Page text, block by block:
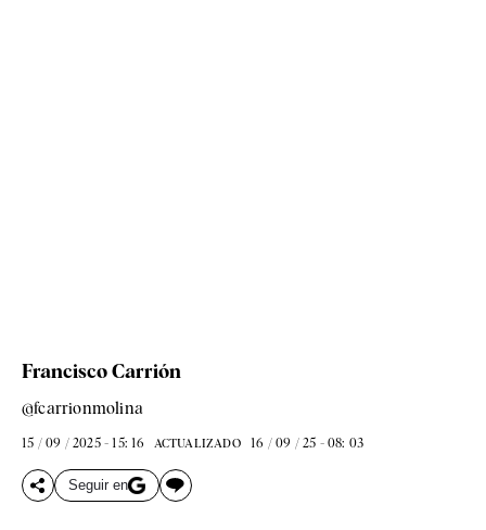
Francisco Carrión
@fcarrionmolina
15 / 09 / 2025 - 15: 16 ACTUALIZADO 16 / 09 / 25 - 08: 03
Seguir en